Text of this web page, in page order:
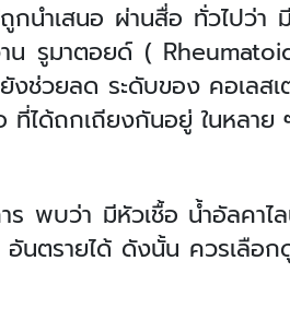
นำเสนอ ผ่านสื่อ ทั่วไปว่า
วาน รูมาตอยด์ (
วยลด ระดับของ คอเลสเ
ด้ถกเถียงกันอยู่ ในหลาย
าร พบว่า มีหัวเชื้อ น้ำอัลคาไ
นตรายได้ ดังนั้น ควรเลือก